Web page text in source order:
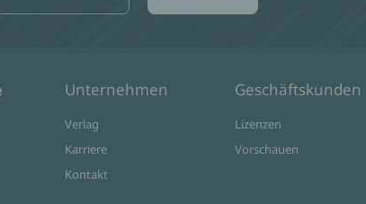
Unternehmen
Verlag
Karriere
Kontakt
Geschäftskunden
Lizenzen
Vorschauen